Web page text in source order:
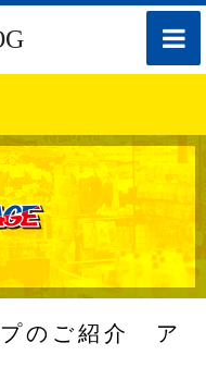
toggle
のご紹介 ア